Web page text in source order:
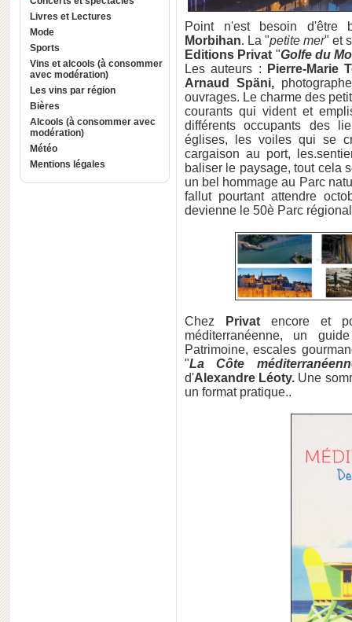
Livres et Lectures
Mode
Sports
Vins et alcools (à consommer
avec modération)
Les vins par région
Bières
Alcools (à consommer avec
modération)
Météo
Mentions légales
Point n'est besoin d'être
Morbihan. La "petite mer" et
Editions Privat "Golfe du
Les auteurs :
Pierre-Marie
Arnaud Späni,
ouvrages. Le charme des
courants qui vident et
différents occupants des
églises, les voiles qui se
cargaison au port,
baliser le paysage, tout cela
un bel hommage au Parc
fallut pourtant attendre
devienne le 50è Parc
Chez Privat encore et
méditerranéenne, un
Patrimoine, escales
"La Côte
d'Alexandre Léoty. Une
un format pratique..